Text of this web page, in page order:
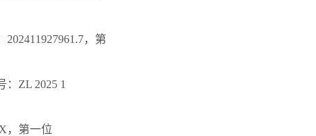
，第
ZL 2025 1
，第一位